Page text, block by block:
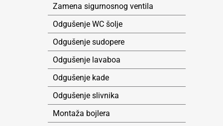
Zamena sigurnosnog ventila
Odgušenje WC šolje
Odgušenje sudopere
Odgušenje lavaboa
Odgušenje kade
Odgušenje slivnika
Montaža bojlera